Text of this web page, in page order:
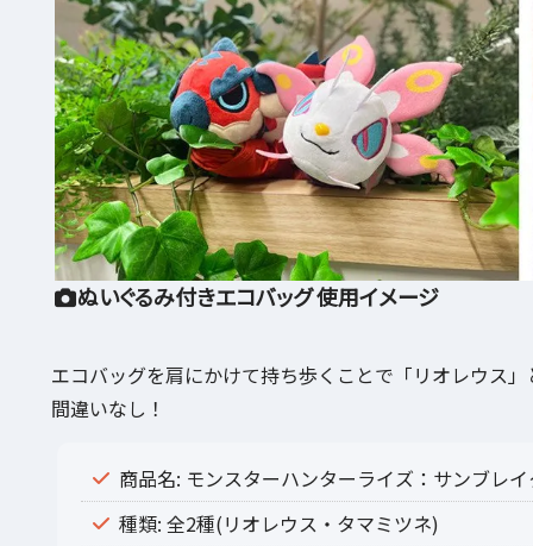
ぬいぐるみ付きエコバッグ 使用イメージ
エコバッグを肩にかけて持ち歩くことで「リオレウス
間違いなし！
商品名: モンスターハンターライズ：サンブレ
種類: 全2種(リオレウス・タマミツネ)